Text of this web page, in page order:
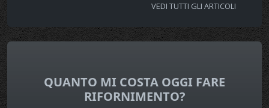
VEDI TUTTI GLI ARTICOLI
QUANTO MI COSTA OGGI FARE
RIFORNIMENTO?